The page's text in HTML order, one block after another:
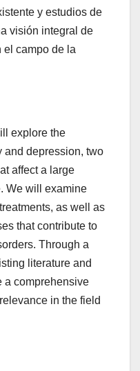
y estudios de
visión integral de
el campo de la
explore the
and depression, two
affect a large
We will examine
as well as
that contribute to
Through a
literature and
a comprehensive
in the field